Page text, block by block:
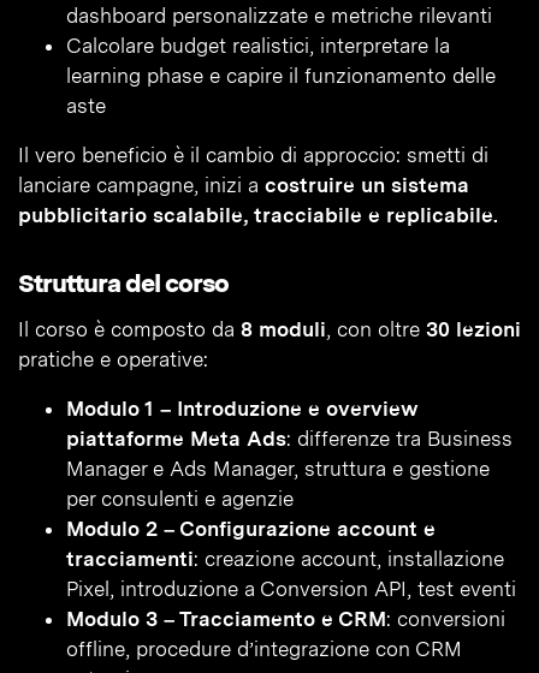
dashboard personalizzate e metriche rilevanti
Calcolare budget realistici, interpretare la
learning phase e capire il funzionamento delle
aste
Il vero beneficio è il cambio di approccio: smetti di
lanciare campagne, inizi a costruire un sistema
pubblicitario scalabile, tracciabile e replicabile.
Struttura del corso
Il corso è composto da 8 moduli, con oltre 30 lezioni
pratiche e operative:
Modulo 1 – Introduzione e overview
piattaforme Meta Ads: differenze tra Business
Manager e Ads Manager, struttura e gestione
per consulenti e agenzie
Modulo 2 – Configurazione account e
tracciamenti: creazione account, installazione
Pixel, introduzione a Conversion API, test eventi
Modulo 3 – Tracciamento e CRM: conversioni
offline, procedure d’integrazione con CRM